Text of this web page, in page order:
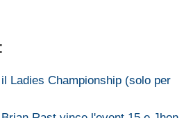
Ladies Championship (solo per